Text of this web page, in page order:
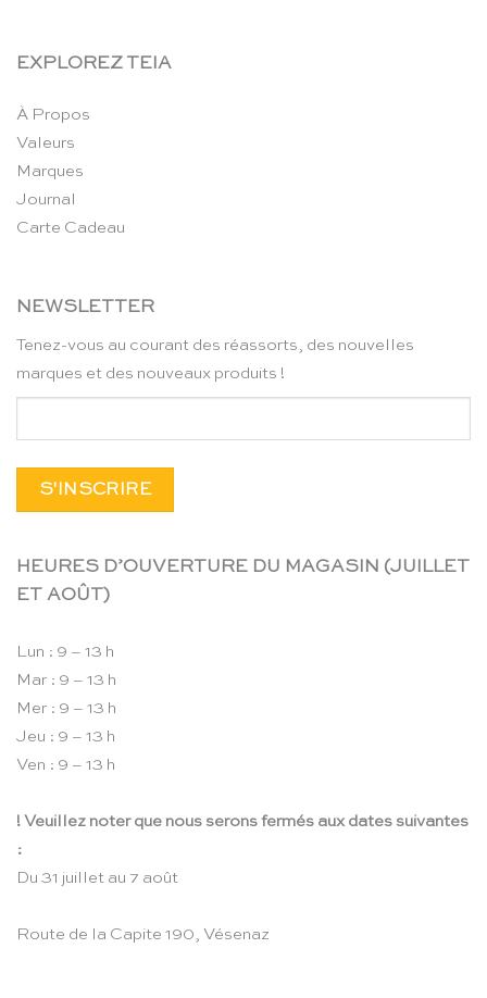
EXPLOREZ TEIA
À Propos
Valeurs
Marques
Journal
Carte Cadeau
NEWSLETTER
Tenez-vous au courant des réassorts, des nouvelles
marques et des nouveaux produits !
HEURES D’OUVERTURE DU MAGASIN (JUILLET
ET AOÛT)
Lun : 9 – 13 h
Mar : 9 – 13 h
Mer : 9 – 13 h
Jeu : 9 – 13 h
Ven : 9 – 13 h
! Veuillez noter que nous serons fermés aux dates suivantes
:
Du 31 juillet au 7 août
Route de la Capite 190, Vésenaz